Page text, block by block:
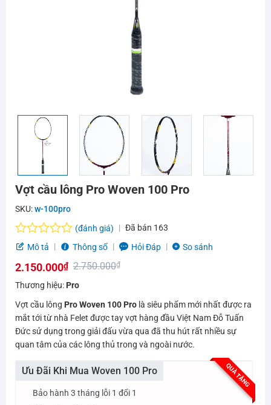
Vợt cầu lông Pro Woven 100 Pro
SKU:w-100pro
Được
hạng
0.0
5
sao
(đánh giá) Đã bán 163
Mô tả
Thông số Hỏi Đáp So sánh
2.750.000₫
Giá
là:
2.750.000₫.
2.150.000₫
Giá
hiện
tại
là:
2.150.000₫.
Thương hiệu: Pro
Vợt cầu lông Pro Woven 100 Prolà siêu phẩm mới nhất được ra
mắt tới từ nhà Felet được tay vợt hàng đầu Việt Nam Đỗ Tuấn
Đức sử dụng trong giải đấu vừa qua đã thu hút rất nhiều sự
quan tâm của các lông thủ trong và ngoài nước.
QUÀ TẶNG
Ưu Đãi Khi Mua Woven 100 Pro
Bảo hành 3 tháng lỗi 1 đổi 1